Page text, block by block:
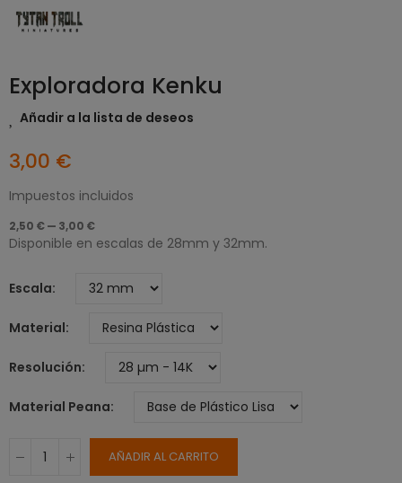
Exploradora Kenku
Añadir a la lista de deseos
3,00 €
Impuestos incluidos
2,50 € — 3,00 €
Disponible en escalas de 28mm y 32mm.
Escala
Material
Resolución
Material Peana
AÑADIR AL CARRITO